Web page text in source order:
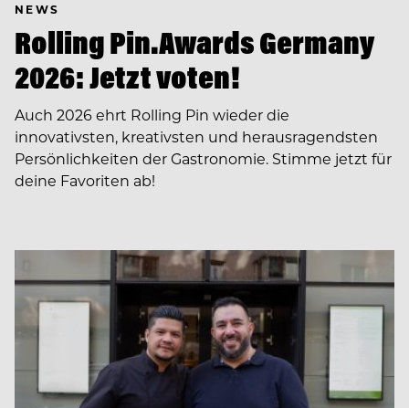
NEWS
Rolling Pin.Awards Germany
2026: Jetzt voten!
Auch 2026 ehrt Rolling Pin wieder die
innovativsten, kreativsten und herausragendsten
Persönlichkeiten der Gastronomie. Stimme jetzt für
deine Favoriten ab!